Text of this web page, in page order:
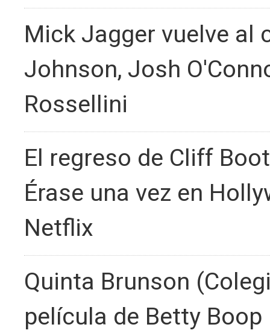
Mick Jagger vuelve al
Johnson, Josh
Rossellini
El regreso de Cliff
Érase una vez en
Netflix
Quinta Brunson
película de Betty Boop